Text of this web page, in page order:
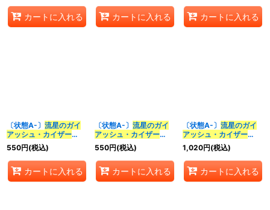
カートに入れる カートに入れる カートに入れる
〔状態A-〕 流星のガイ
アッシュ・カイザー
【SR】{26SD1H1/16}
《多》
550円(税込)
カートに入れる
〔状態A-〕 流星のガイ
アッシュ・カイザー
【SR】{26SD1L7/12}
《多》
550円(税込)
カートに入れる
〔状態A-〕 流星のガイ
アッシュ・カイザー
【SR】
{26SD1H1☆/16}《多》
1,020円(税込)
カートに入れる